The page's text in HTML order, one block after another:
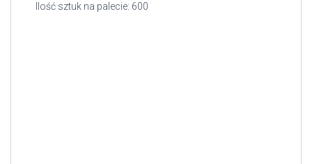
Ilość sztuk na palecie: 600